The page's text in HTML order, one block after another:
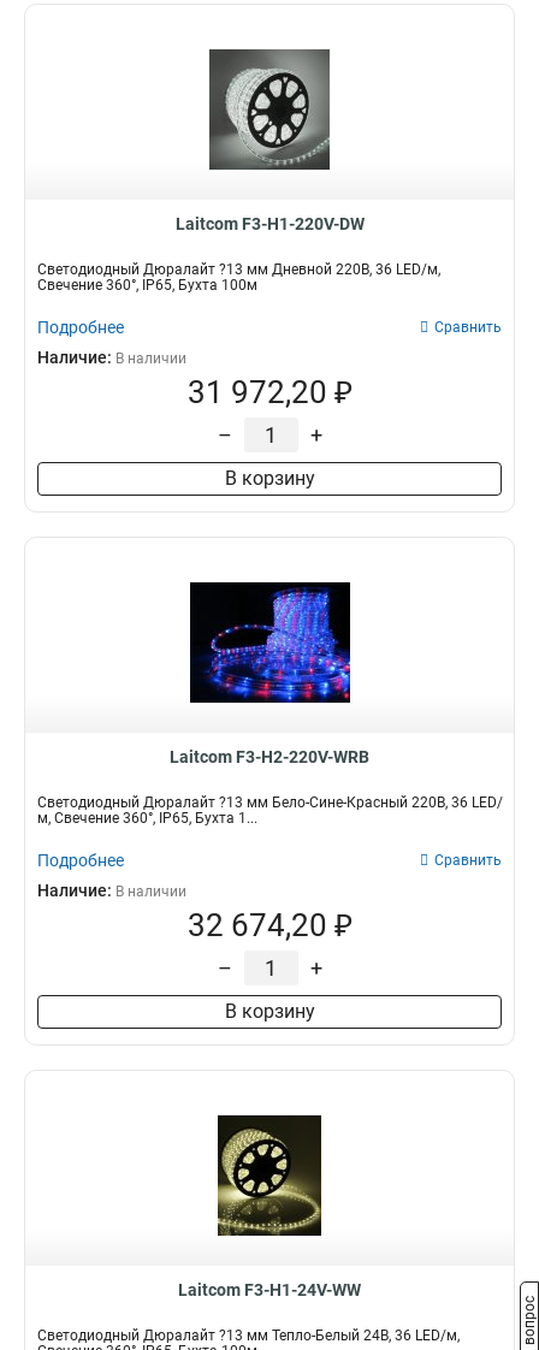
Laitcom F3-H1-220V-DW
Светодиодный Дюралайт ?13 мм Дневной 220В, 36 LED/м,
Свечение 360°, IP65, Бухта 100м
Подробнее Сравнить
Наличие: В наличии
31 972,20 ₽
– +
В корзину
Laitcom F3-H2-220V-WRB
Светодиодный Дюралайт ?13 мм Бело-Сине-Красный 220В, 36 LED/
м, Свечение 360°, IP65, Бухта 1...
Подробнее Сравнить
Наличие: В наличии
32 674,20 ₽
– +
В корзину
Laitcom F3-H1-24V-WW
Светодиодный Дюралайт ?13 мм Тепло-Белый 24В, 36 LED/м,